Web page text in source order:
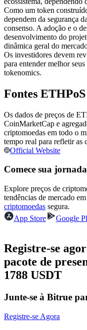
Futuros usando
Copiar Trading
Junte-se aos
Desfrute da partilha
Como um token
dependem da segurança
consenso. A adoção e o
desenvolvimento do
dinâmica geral do
Os investidores devem
para entender melhor
tokenomics.
Fontes
Os dados de preços de
CoinMarketCap e
criptomoedas em todo o
tempo real para refletir as
Official Website
Comece sua
Explore preços de
tendências de mercado
criptomoedas segura.
App Store
Google
Registre-se
pacote de
1788 USDT
Junte-se à Bitrue
Registre-se Agora